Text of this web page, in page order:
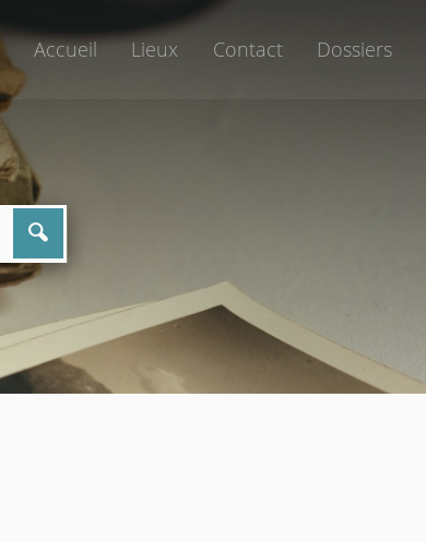
Accueil Lieux Contact Dossiers